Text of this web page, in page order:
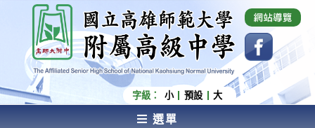
內
容
國立高雄師範大學附屬高級中學 Affiliated Senior
High School of National Kaohsiung Normal
University
字級： 小 預設 大
選單